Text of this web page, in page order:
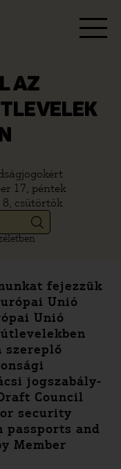
AZ
17, péntek
csütörtök
fejezzük
Unió
Unió
szereplő
jogszabály-
Council
security
and
Member